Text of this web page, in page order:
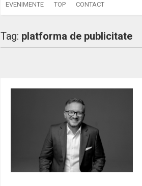
EVENIMENTE TOP CONTACT
Tag: platforma de publicitate